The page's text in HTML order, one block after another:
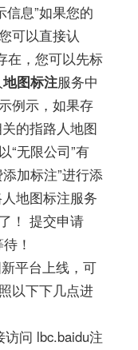
信息”如果您的
可以直接认
在，您可以先标
地图标注服务中
例示，如果存
的指路人地图
“无限公司”有
加标注”进行添
地图标注服务
！ 提交申请
！
平台上线，可
以下下几点进
问 lbc.baidu注